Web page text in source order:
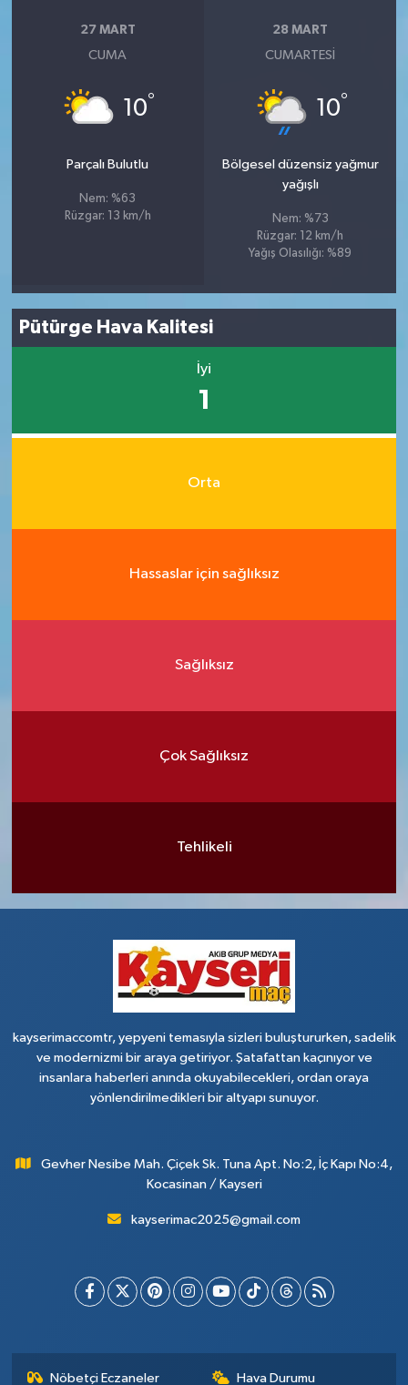
27 MART
CUMA
10°
Parçalı Bulutlu
Nem: %63
Rüzgar: 13 km/h
28 MART
CUMARTESI
10°
Bölgesel düzensiz yağmur
yağışlı
Nem: %73
Rüzgar: 12 km/h
Yağış Olasılığı: %89
Pütürge Hava Kalitesi
İyi
1
Orta
Hassaslar için sağlıksız
Sağlıksız
Çok Sağlıksız
Tehlikeli
kayserimaccomtr, yepyeni temasıyla sizleri buluştururken, sadelik
ve modernizmi bir araya getiriyor. Şatafattan kaçınıyor ve
insanlara haberleri anında okuyabilecekleri, ordan oraya
yönlendirilmedikleri bir altyapı sunuyor.
Gevher Nesibe Mah. Çiçek Sk. Tuna Apt. No:2, İç Kapı No:4,
Kocasinan / Kayseri
kayserimac2025@gmail.com
Nöbetçi Eczaneler Hava Durumu